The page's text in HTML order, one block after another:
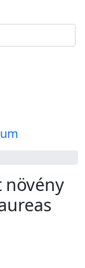
növény